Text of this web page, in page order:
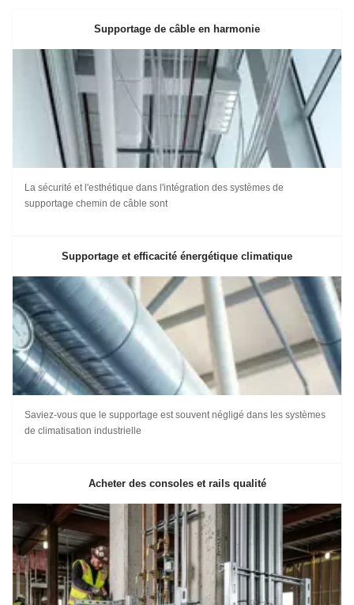
Supportage de câble en harmonie
La sécurité et l'esthétique dans l'intégration des systèmes de
supportage chemin de câble sont
Supportage et efficacité énergétique climatique
Saviez-vous que le supportage est souvent négligé dans les systèmes
de climatisation industrielle
Acheter des consoles et rails qualité